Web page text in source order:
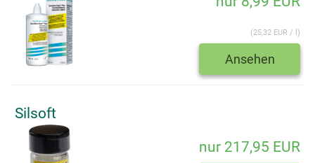
(25,32 EUR / l)
Ansehen
Silsoft
nur 217,95 EUR